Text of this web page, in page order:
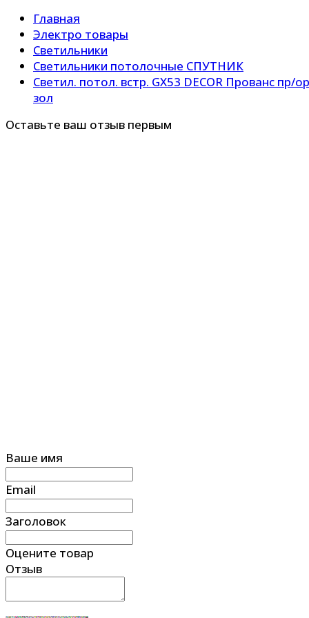
Главная
Электро товары
Светильники
Светильники потолочные СПУТНИК
Светил. потол. встр. GX53 DECOR Прованс пр/
зол
Оставьте ваш отзыв первым
Ваше имя
Email
Заголовок
Оцените товар
Отзыв